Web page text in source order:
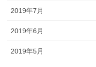
2019年7月
2019年6月
2019年5月